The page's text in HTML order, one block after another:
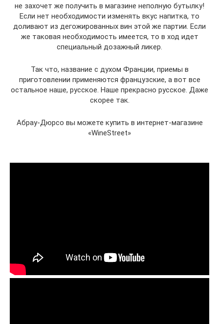
не захочет же получить в магазине неполную бутылку!
Если нет необходимости изменять вкус напитка, то
доливают из дегожированных вин этой же партии. Если
же таковая необходимость имеется, то в ход идет
специальный дозажный ликер.
Так что, название с духом Франции, приемы в
приготовлении применяются французские, а вот все
остальное наше, русское. Наше прекрасно русское. Даже
скорее так.
Абрау-Дюрсо вы можете купить в интернет-магазине
«WineStreet»